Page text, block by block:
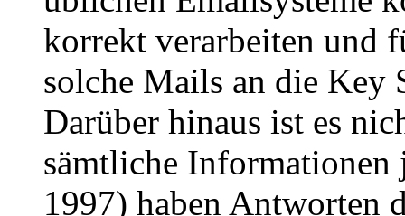
korrekt verarbeiten und
solche Mails an die Key
Darüber hinaus ist es
sämtliche
1997) haben Antworten